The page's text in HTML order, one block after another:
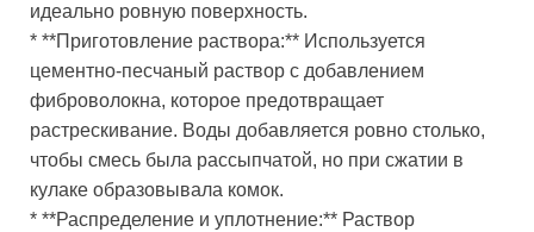
идеально ровную поверхность.
* **Приготовление раствора:** Используется
цементно-песчаный раствор с добавлением
фиброволокна, которое предотвращает
растрескивание. Воды добавляется ровно столько,
чтобы смесь была рассыпчатой, но при сжатии в
кулаке образовывала комок.
* **Распределение и уплотнение:** Раствор